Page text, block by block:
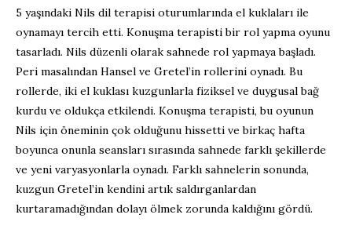
5 yaşındaki Nils dil terapisi oturumlarında el kuklaları ile
oynamayı tercih etti. Konuşma terapisti bir rol yapma oyunu
tasarladı. Nils düzenli olarak sahnede rol yapmaya başladı.
Peri masalından Hansel ve Gretel’in rollerini oynadı. Bu
rollerde, iki el kuklası kuzgunlarla fiziksel ve duygusal bağ
kurdu ve oldukça etkilendi. Konuşma terapisti, bu oyunun
Nils için öneminin çok olduğunu hissetti ve birkaç hafta
boyunca onunla seansları sırasında sahnede farklı şekillerde
ve yeni varyasyonlarla oynadı. Farklı sahnelerin sonunda,
kuzgun Gretel’in kendini artık saldırganlardan
kurtaramadığından dolayı ölmek zorunda kaldığını gördü.